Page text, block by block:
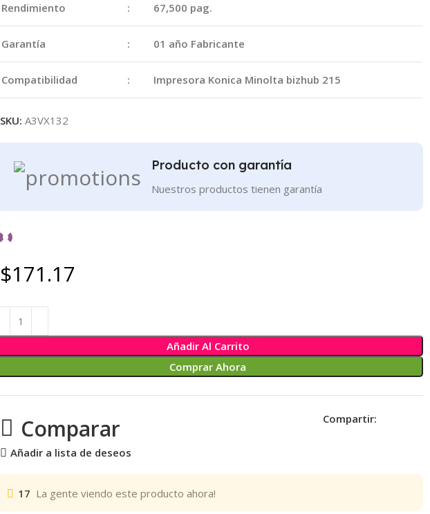
Rendimiento : 67,500 pag.
Garantía : 01 año Fabricante
Compatibilidad : Impresora Konica Minolta bizhub 215
SKU: A3VX132
Producto con garantía
Nuestros productos tienen garantía
$171.17
Añadir Al Carrito
Comprar Ahora
Comparar
Añadir a lista de deseos
Compartir:
17 La gente viendo este producto ahora!